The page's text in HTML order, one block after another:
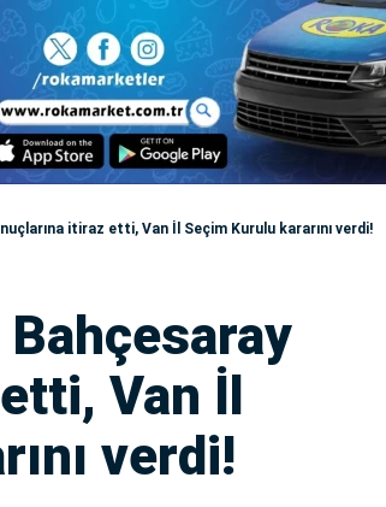
itiraz etti, Van İl Seçim Kurulu kararını verdi!
Van İl
verdi!